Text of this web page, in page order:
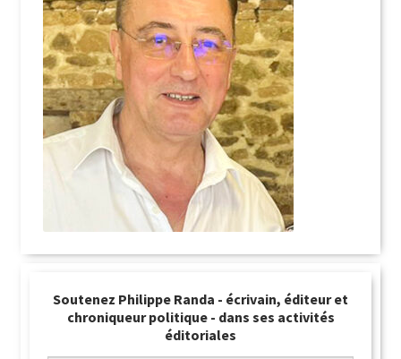
Soutenez Philippe Randa - écrivain, éditeur et
chroniqueur politique - dans ses activités
éditoriales